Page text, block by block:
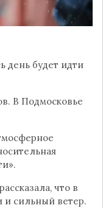
день будет идти
В Подмосковье
что в
и сильный ветер.